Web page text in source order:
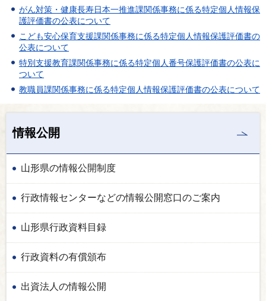
がん対策・健康長寿日本一推進課関係事務に係る特定個人情報保
護評価書の公表について
こども安心保育支援課関係事務に係る特定個人情報保護評価書の
公表について
特別支援教育課関係事務に係る特定個人番号保護評価書の公表に
ついて
教職員課関係事務に係る特定個人情報保護評価書の公表について
情報公開
山形県の情報公開制度
行政情報センターなどの情報公開窓口のご案内
山形県行政資料目録
行政資料の有償頒布
出資法人の情報公開